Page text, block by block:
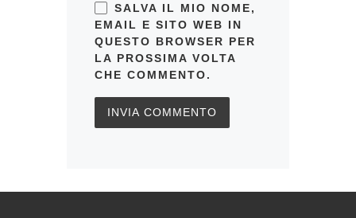
SALVA IL MIO NOME,
EMAIL E SITO WEB IN
QUESTO BROWSER PER
LA PROSSIMA VOLTA
CHE COMMENTO.